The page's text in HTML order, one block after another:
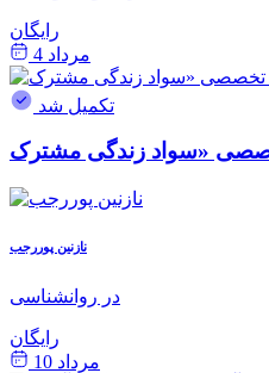
رایگان
مرداد 4
تکمیل شد
نازنین پوررجب
در روانشناسی
رایگان
مرداد 10